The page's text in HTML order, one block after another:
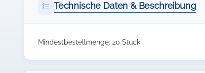
Technische Daten & Beschreibung
Mindestbestellmenge: 20 Stück